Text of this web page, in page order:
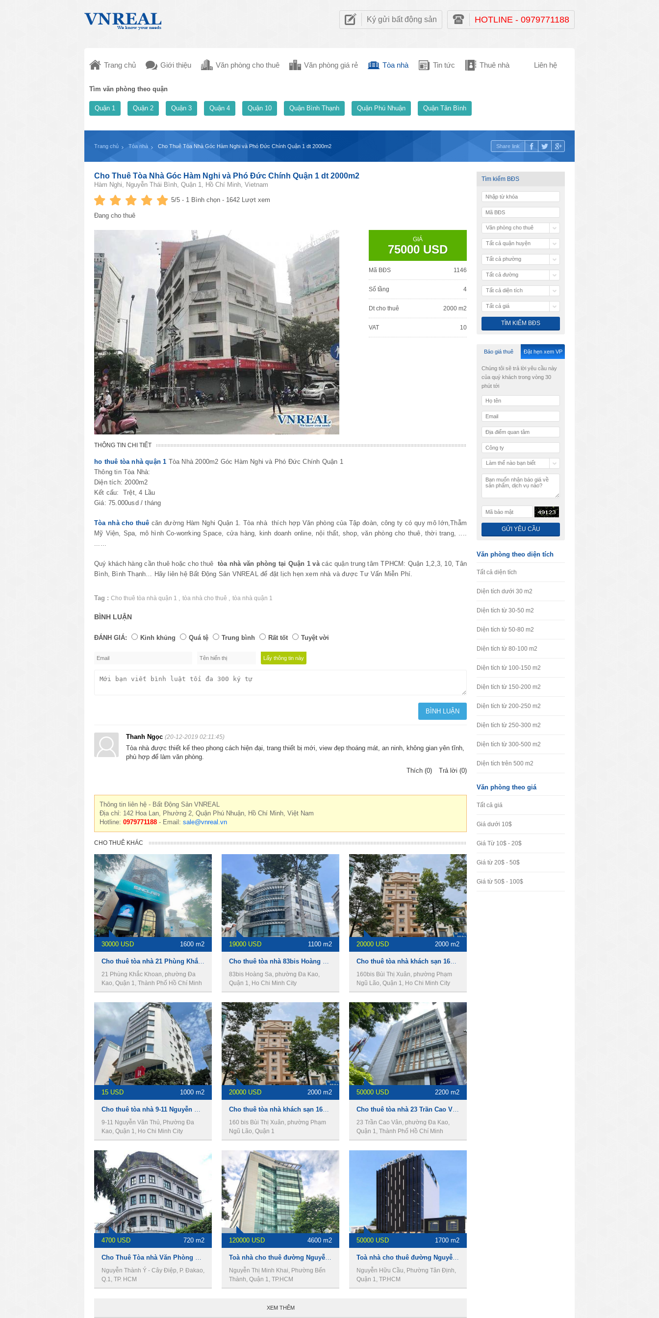
Ký gửi bất động sản HOTLINE - 0979771188
Trang chủ Giới thiệu Văn phòng cho thuê Văn phòng giá rẻ Tòa nhà Tin tức Thuê nhà Liên hệ
Tìm văn phòng theo quận
Quận 1 Quận 2 Quận 3 Quận 4 Quận 10 Quận Bình Thạnh Quận Phú Nhuận Quận Tân Bình
Trang chủ Tòa nhà Cho Thuê Tòa Nhà Góc Hàm Nghi và Phó Đức Chính Quận 1 dt 2000m2 Share link
Cho Thuê Tòa Nhà Góc Hàm Nghi và Phó Đức Chính Quận 1 dt 2000m2
Hàm Nghi, Nguyễn Thái Bình, Quận 1, Hồ Chí Minh, Vietnam
5/5 - 1 Bình chọn - 1642 Lượt xem
Đang cho thuê
GIÁ
75000 USD
Mã BĐS 1146
Số tầng 4
Dt cho thuê 2000 m2
VAT 10
THÔNG TIN CHI TIẾT
ho thuê tòa nhà quận 1 Tòa Nhà 2000m2 Góc Hàm Nghi và Phó Đức Chính Quận 1
Thông tin Tòa Nhà:
Diện tích: 2000m2
Kết cấu: Trệt, 4 Lầu
Giá: 75.000usd / tháng
Tòa nhà cho thuê căn đường Hàm Nghi Quận 1. Tòa nhà thích hợp Văn phòng của Tập đoàn, công ty có quy mô lớn,Thẫm
Mỹ Viện, Spa, mô hình Co-worrking Space, cửa hàng, kinh doanh online, nội thất, shop, văn phòng cho thuê, thời trang, ....
Quý khách hàng cần thuê hoặc cho thuê tòa nhà văn phòng tại Quận 1 vàcác quận trung tâm TPHCM: Quận 1,2,3, 10, Tân
Bình, Bình Thạnh… Hãy liên hệ Bất Động Sản VNREAL để đặt lịch hẹn xem nhà và được Tư Vấn Miễn Phí.
Tag : Cho thuê tòa nhà quận 1 tòa nhà cho thuê tòa nhà quận 1
BÌNH LUẬN
ĐÁNH GIÁ: Kinh khủng Quá tệ Trung bình Rất tốt Tuyệt vời
Thanh Ngọc (20-12-2019 02:11:45)
Tòa nhà được thiết kế theo phong cách hiện đại, trang thiết bị mới, view đẹp thoáng mát, an ninh, không gian yên tĩnh,
phù hợp để làm văn phòng.
Thích (0)
Trả lời (0)
Thông tin liên hệ - Bất Động Sản VNREAL
Địa chỉ: 142 Hoa Lan, Phường 2, Quận Phú Nhuận, Hồ Chí Minh, Việt Nam
Hotline: 0979771188 - Email: sale@vnreal.vn
CHO THUÊ KHÁC
30000 USD 1600 m2
21 Phùng Khắc Khoan, phường Đa
Kao, Quận 1, Thành Phố Hồ Chí Minh
19000 USD 1100 m2
83bis Hoàng Sa, phường Đa Kao,
Quận 1, Ho Chi Minh City
20000 USD 2000 m2
160bis Bùi Thị Xuân, phường Phạm
Ngũ Lão, Quận 1, Ho Chi Minh City
15 USD 1000 m2
9-11 Nguyễn Văn Thủ, Phường Đa
Kao, Quận 1, Ho Chi Minh City
20000 USD 2000 m2
160 bis Bùi Thị Xuân, phường Phạm
Ngũ Lão, Quận 1
50000 USD 2200 m2
23 Trần Cao Vân, phường Đa Kao,
Quận 1, Thành Phố Hồ Chí Minh
4700 USD 720 m2
Nguyễn Thành Ý - Cây Điệp, P. Đakao,
Q.1, TP. HCM
120000 USD 4600 m2
Nguyễn Thị Minh Khai, Phường Bến
Thành, Quận 1, TP.HCM
50000 USD 1700 m2
Nguyễn Hữu Cầu, Phường Tân Định,
Quận 1, TP.HCM
XEM THÊM
Tìm kiếm BĐS
Văn phòng cho thuê
Tất cả quận huyện
Tất cả phường
Tất cả đường
Tất cả diện tích
Tất cả giá
Báo giá thuê Đặt hẹn xem VP
Chúng tôi sẽ trả lời yêu cầu này
của quý khách trong vòng 30
phút tới
Làm thế nào bạn biết
Văn phòng theo diện tích
Tất cả diện tích
Diện tích dưới 30 m2
Diện tích từ 30-50 m2
Diện tích từ 50-80 m2
Diện tích từ 80-100 m2
Diện tích từ 100-150 m2
Diện tích từ 150-200 m2
Diện tích từ 200-250 m2
Diện tích từ 250-300 m2
Diện tích từ 300-500 m2
Diện tích trên 500 m2
Văn phòng theo giá
Tất cả giá
Giá dưới 10$
Giá Từ 10$ - 20$
Giá từ 20$ - 50$
Giá từ 50$ - 100$